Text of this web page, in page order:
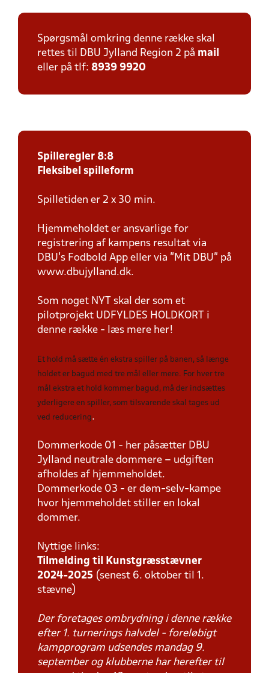
Spørgsmål omkring denne række skal
rettes til DBU Jylland Region 2 på mail
eller på tlf: 8939 9920
Spilleregler 8:8
Fleksibel spilleform
Spilletiden er 2 x 30 min.
Hjemmeholdet er ansvarlige for
registrering af kampens resultat via
DBU’s Fodbold App eller via ”Mit DBU” på
www.dbujylland.dk.
Som noget NYT skal der som et
pilotprojekt UDFYLDES HOLDKORT i
denne række - læs mere her!
Et hold må sætte én ekstra spiller på banen, så længe
holdet er bagud med tre mål eller mere. For hver tre
mål ekstra et hold kommer bagud, må der indsættes
yderligere en spiller, som tilsvarende skal tages ud
ved reducering.
Dommerkode 01 - her påsætter DBU
Jylland neutrale dommere – udgiften
afholdes af hjemmeholdet.
Dommerkode 03 - er døm-selv-kampe
hvor hjemmeholdet stiller en lokal
dommer.
Nyttige links:
Tilmelding til Kunstgræsstævner
2024-2025 (senest 6. oktober til 1.
stævne)
Der foretages ombrydning i denne række
efter 1. turnerings halvdel - foreløbigt
kampprogram udsendes mandag 9.
september og klubberne har herefter til